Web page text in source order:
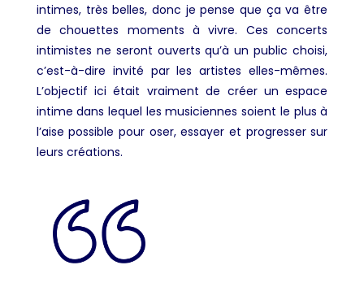
intimes, très belles, donc je pense que ça va être
de chouettes moments à vivre. Ces concerts
intimistes ne seront ouverts qu’à un public choisi,
c’est-à-dire invité par les artistes elles-mêmes.
L’objectif ici était vraiment de créer un espace
intime dans lequel les musiciennes soient le plus à
l’aise possible pour oser, essayer et progresser sur
leurs créations.